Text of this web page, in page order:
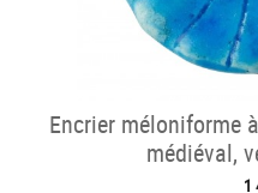
Encrier méloniforme
médiéval,
1